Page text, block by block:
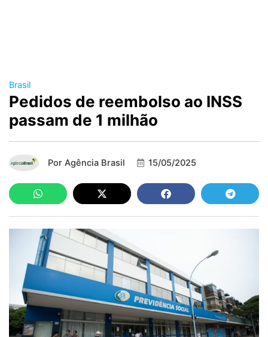
Brasil
Pedidos de reembolso ao INSS
passam de 1 milhão
Por Agência Brasil 15/05/2025